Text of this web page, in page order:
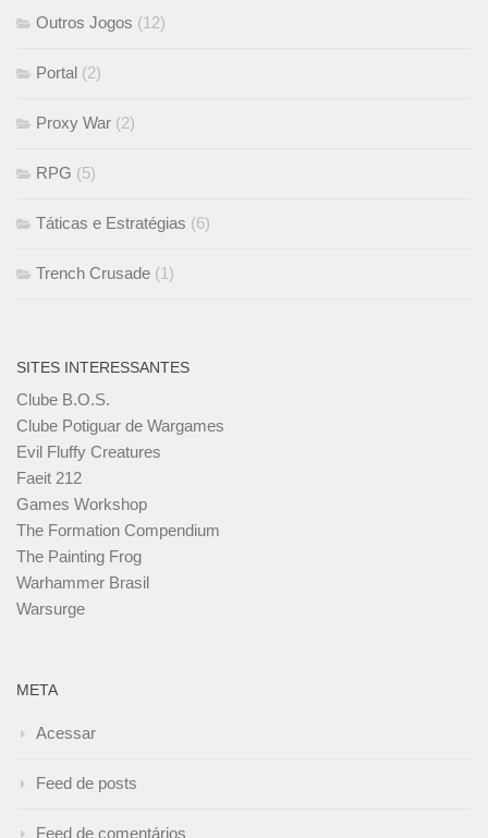
Outros Jogos (12)
Portal (2)
Proxy War (2)
RPG (5)
Táticas e Estratégias (6)
Trench Crusade (1)
SITES INTERESSANTES
Clube B.O.S.
Clube Potiguar de Wargames
Evil Fluffy Creatures
Faeit 212
Games Workshop
The Formation Compendium
The Painting Frog
Warhammer Brasil
Warsurge
META
Acessar
Feed de posts
Feed de comentários